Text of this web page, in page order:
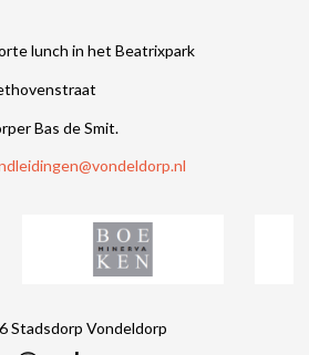
lunch in het Beatrixpark
Bas de Smit.
Stadsdorp Vondeldorp